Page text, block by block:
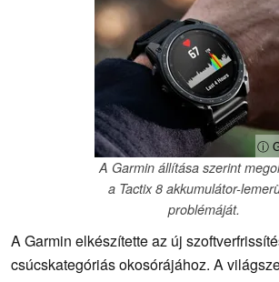
ⓘ
A Garmin állítása szerint
a Tactix 8 akkumulátor-
problémáját.
A Garmin elkészítette az új
csúcskategóriás okosórájához. A